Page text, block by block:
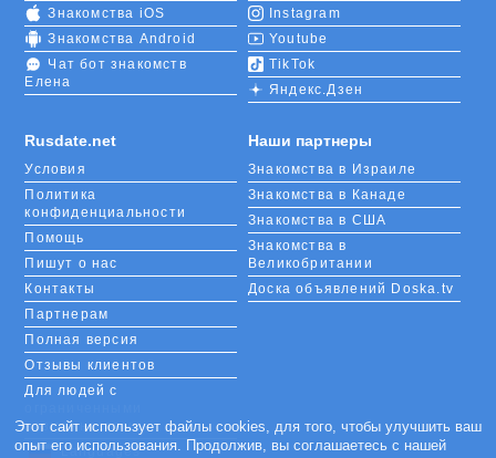
Rusdate.net
Условия
Политика
конфиденциальности
Помощь
Пишут о нас
Контакты
Партнерам
Полная версия
Отзывы клиентов
Для людей с
возможностями
Languages
Знакомства iOS
Знакомства Android
Чат бот знакомств
Елена
Instagram
Youtube
TikTok
Яндекс.Дзен
Наши партнеры
Знакомства в Израиле
Знакомства в Канаде
Знакомства в США
Знакомства в
Великобритании
Доска объявлений Doska.tv
Этот сайт использует файлы cookies, для того, чтобы улучшить ваш
опыт его использования. Продолжив, вы соглашаетесь с нашей